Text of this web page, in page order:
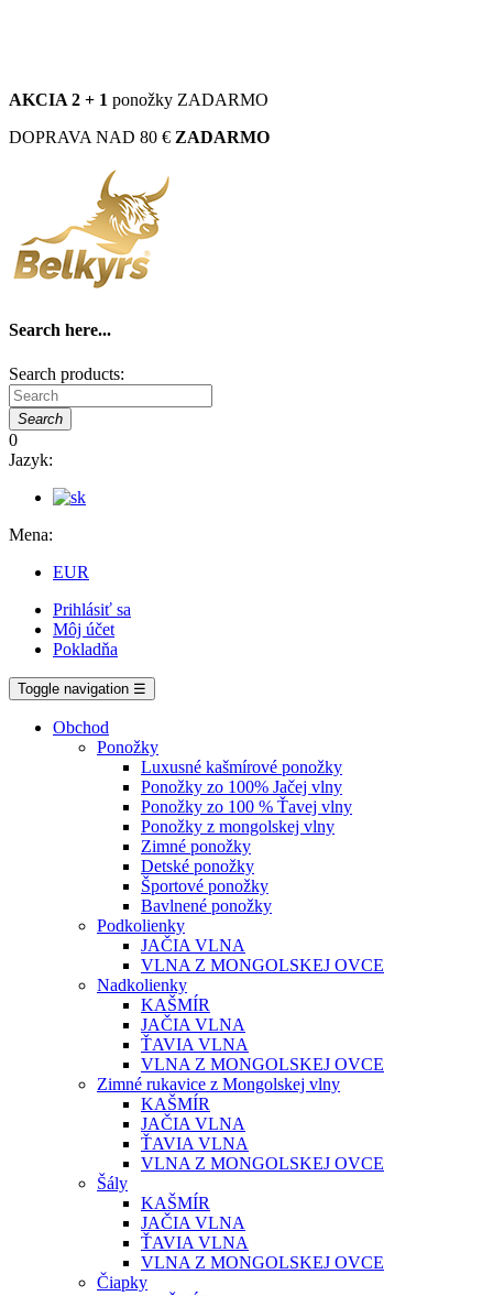
AKCIA 2 + 1 ponožky ZADARMO
DOPRAVA NAD 80 € ZADARMO
Search here...
Search products:
Search
0
Jazyk:
Mena:
EUR
Prihlásiť sa
Môj účet
Pokladňa
Toggle navigation ☰
Obchod
Ponožky
Luxusné kašmírové ponožky
Ponožky zo 100% Jačej vlny
Ponožky zo 100 % Ťavej vlny
Ponožky z mongolskej vlny
Zimné ponožky
Detské ponožky
Športové ponožky
Bavlnené ponožky
Podkolienky
JAČIA VLNA
VLNA Z MONGOLSKEJ OVCE
Nadkolienky
KAŠMÍR
JAČIA VLNA
ŤAVIA VLNA
VLNA Z MONGOLSKEJ OVCE
Zimné rukavice z Mongolskej vlny
KAŠMÍR
JAČIA VLNA
ŤAVIA VLNA
VLNA Z MONGOLSKEJ OVCE
Šály
KAŠMÍR
JAČIA VLNA
ŤAVIA VLNA
VLNA Z MONGOLSKEJ OVCE
Čiapky